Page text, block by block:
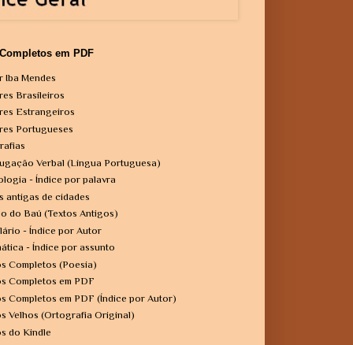
em PDF
Iba Mendes
Brasileiros
Estrangeiros
Portugueses
Verbal (Língua Portuguesa)
- Índice por palavra
antigas de cidades
do Baú (Textos Antigos)
- Índice por Autor
- Índice por assunto
Completos (Poesia)
Completos em PDF
Completos em PDF (Índice por Autor)
Velhos (Ortografia Original)
do Kindle